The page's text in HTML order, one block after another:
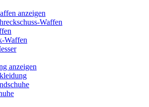
anzeigen
Waffen
Waffen
anzeigen